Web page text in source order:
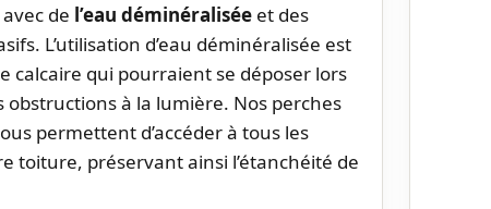
de l’eau déminéralisée et des
L’utilisation d’eau déminéralisée est
calcaire qui pourraient se déposer lors
à la lumière. Nos perches
permettent d’accéder à tous les
toiture, préservant ainsi l’étanchéité de